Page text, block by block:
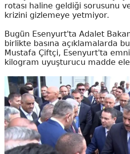
rotası haline geldiği sorusunu
krizini gizlemeye yetmiyor.
Bugün Esenyurt'ta Adalet
birlikte basına açıklamalarda
Mustafa Çiftçi, Esenyurt'ta
kilogram uyuşturucu madde